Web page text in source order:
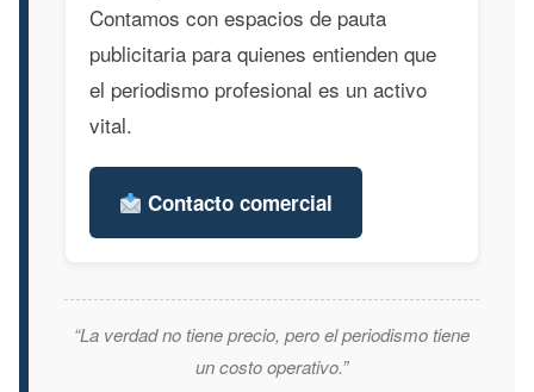
Contamos con espacios de pauta
publicitaria para quienes entienden que
el periodismo profesional es un activo
vital.
Contacto comercial
“La verdad no tiene precio, pero el periodismo tiene
un costo operativo.”